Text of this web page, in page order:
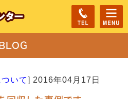
BLOG
いて] 2016年04月17日